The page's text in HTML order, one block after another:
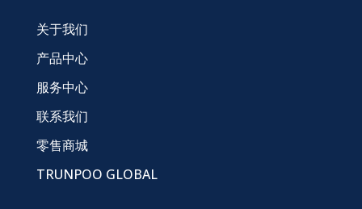
关于我们
产品中心
服务中心
联系我们
零售商城
TRUNPOO GLOBAL